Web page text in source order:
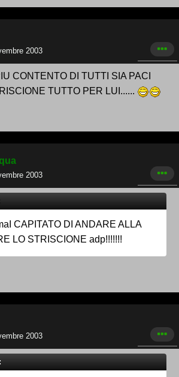
2003
CONTENTO DI TUTTI SIA PACI
TUTTO PER LUI......
2003
CAPITATO DI ANDARE ALLA
LO STRISCIONE adp!!!!!!!
2003